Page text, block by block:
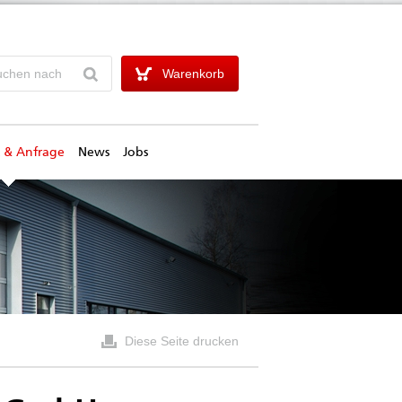
Warenkorb
Anfrage News Jobs
Diese Seite drucken